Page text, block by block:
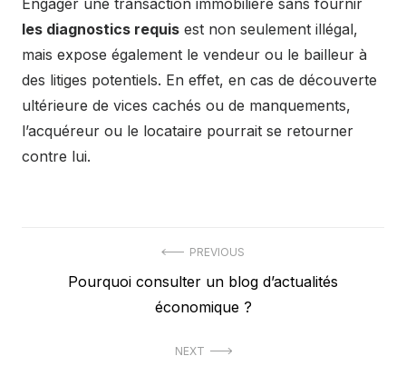
Engager une transaction immobilière sans fournir
les diagnostics requis est non seulement illégal,
mais expose également le vendeur ou le bailleur à
des litiges potentiels. En effet, en cas de découverte
ultérieure de vices cachés ou de manquements,
l’acquéreur ou le locataire pourrait se retourner
contre lui.
PREVIOUS
PreviousPourquoi consulter un blog d’actualités
économique ?
NEXT